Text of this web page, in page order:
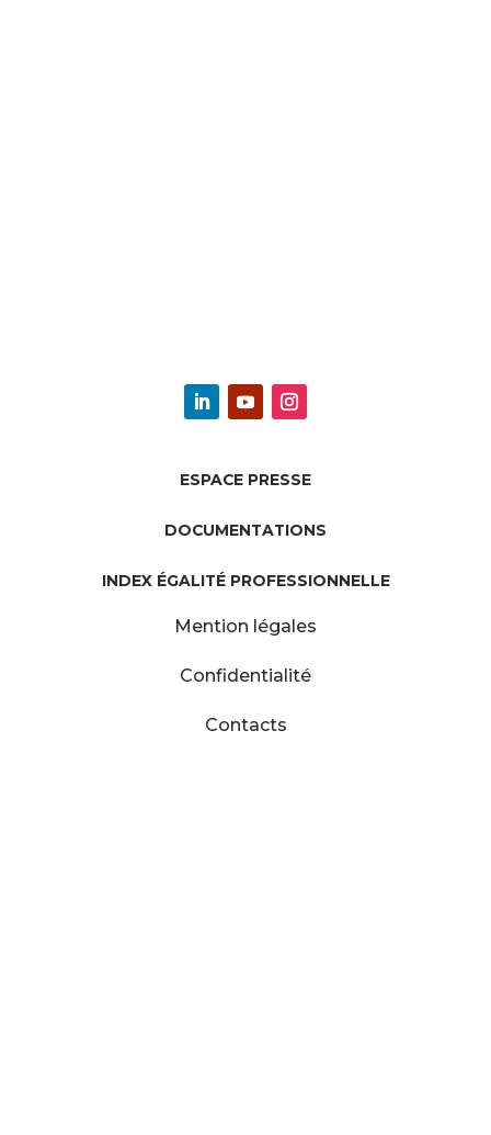
ESPACE PRESSE
DOCUMENTATIONS
INDEX ÉGALITÉ PROFESSIONNELLE
Mention légales
Confidentialité
Contacts